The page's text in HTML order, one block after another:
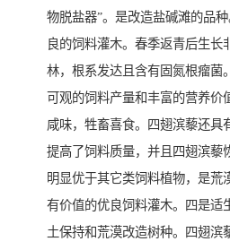
物脱盐器”。是改造盐碱滩的品
良的饲料灌木。春季返青后生长
林，根系发达且含有固氮根瘤菌
可观的饲料产量和丰富的营养价
咸味，牲畜喜食。四翅滨藜还具
提高了饲料质量，并且四翅滨藜
明显优于其它类饲料植物，是荒
有价值的优良饲料灌木。四是适
土保持和荒漠改造树种。四翅滨